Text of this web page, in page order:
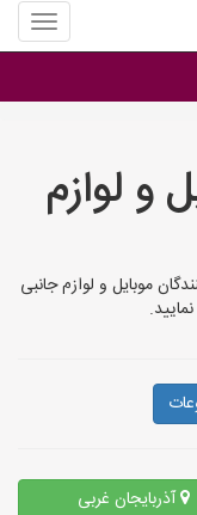
منوی
سایت
سال
و لوازم
موبایل و لوازم جانبی
آذربایجان غربی